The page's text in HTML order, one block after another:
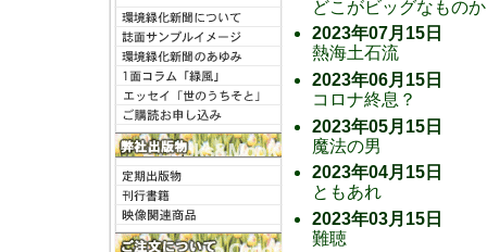
どこがビッグなものか
2023年07月15日
熱海土石流
2023年06月15日
コロナ終息？
2023年05月15日
魔法の男
2023年04月15日
ともあれ
2023年03月15日
難聴